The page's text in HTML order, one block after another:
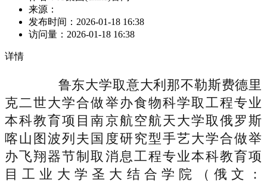
来源：
发布时间： 2026-01-18 16:38
访问量： 2026-01-18 16:38
详情
鲁东大学取意大利那不勒斯费德里
克二世大学合做举办食物科学取工程专业
本科教育项目南京航空航天大学取俄罗斯
喀山图波列夫国度研究型手艺大学合做举
办飞翔器节制取消息工程专业本科教育项
目工业大学圣大结合学院（俄文：